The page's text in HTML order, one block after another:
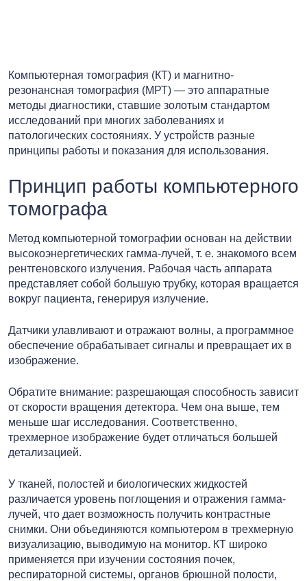
Компьютерная томография (КТ) и магнитно-
резонансная томография (МРТ) — это аппаратные
методы диагностики, ставшие золотым стандартом
исследований при многих заболеваниях и
патологических состояниях. У устройств разные
принципы работы и показания для использования.
Принцип работы компьютерного
томографа
Метод компьютерной томографии основан на действии
высокоэнергетических гамма-лучей, т. е. знакомого всем
рентгеновского излучения. Рабочая часть аппарата
представляет собой большую трубку, которая вращается
вокруг пациента, генерируя излучение.
Датчики улавливают и отражают волны, а программное
обеспечение обрабатывает сигналы и превращает их в
изображение.
Обратите внимание: разрешающая способность зависит
от скорости вращения детектора. Чем она выше, тем
меньше шаг исследования. Соответственно,
трехмерное изображение будет отличаться большей
детализацией.
У тканей, полостей и биологических жидкостей
различается уровень поглощения и отражения гамма-
лучей, что дает возможность получить контрастные
снимки. Они объединяются компьютером в трехмерную
визуализацию, выводимую на монитор. КТ широко
применяется при изучении состояния почек,
респираторной системы, органов брюшной полости,